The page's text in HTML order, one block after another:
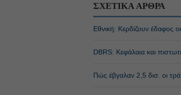
ΣΧΕΤΙΚΑ ΑΡΘΡΑ
Εθνική: Κερδίζουν έδαφος
DBRS: Κεφάλαια και
Πώς έβγαλαν 2,5 δισ. οι